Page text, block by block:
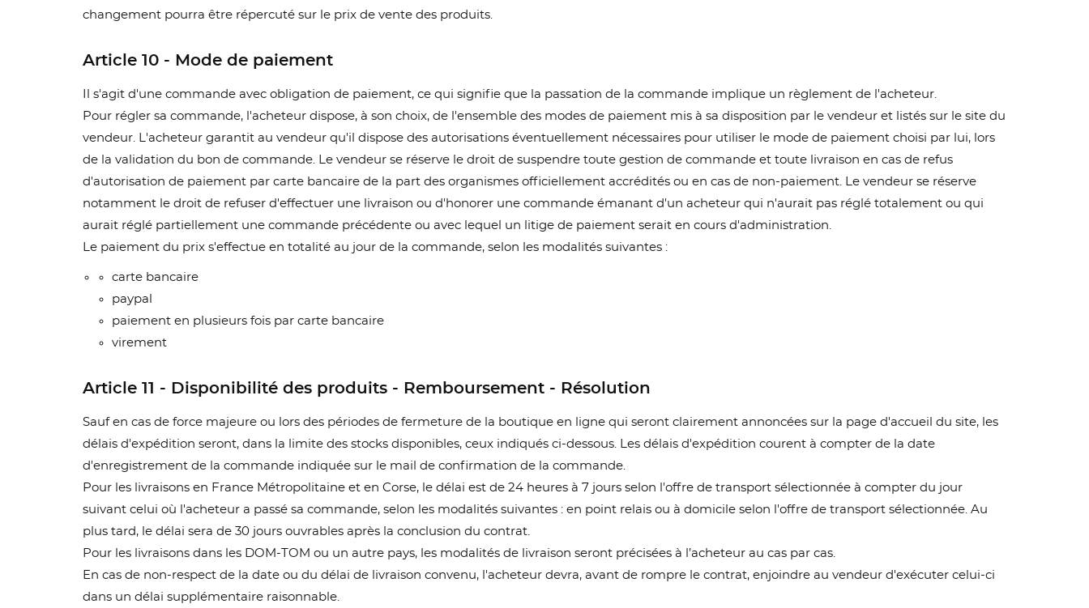
changement pourra être répercuté sur le prix de vente des produits.
Article 10 - Mode de paiement
Il s'agit d'une commande avec obligation de paiement, ce qui signifie que la passation de la commande implique un règlement de l'acheteur.
Pour régler sa commande, l'acheteur dispose, à son choix, de l'ensemble des modes de paiement mis à sa disposition par le vendeur et listés sur le site du
vendeur. L'acheteur garantit au vendeur qu'il dispose des autorisations éventuellement nécessaires pour utiliser le mode de paiement choisi par lui, lors
de la validation du bon de commande. Le vendeur se réserve le droit de suspendre toute gestion de commande et toute livraison en cas de refus
d'autorisation de paiement par carte bancaire de la part des organismes officiellement accrédités ou en cas de non-paiement. Le vendeur se réserve
notamment le droit de refuser d'effectuer une livraison ou d'honorer une commande émanant d'un acheteur qui n'aurait pas réglé totalement ou qui
aurait réglé partiellement une commande précédente ou avec lequel un litige de paiement serait en cours d'administration.
Le paiement du prix s'effectue en totalité au jour de la commande, selon les modalités suivantes :
carte bancaire
paypal
paiement en plusieurs fois par carte bancaire
virement
Article 11 - Disponibilité des produits - Remboursement - Résolution
Sauf en cas de force majeure ou lors des périodes de fermeture de la boutique en ligne qui seront clairement annoncées sur la page d'accueil du site, les
délais d'expédition seront, dans la limite des stocks disponibles, ceux indiqués ci-dessous. Les délais d'expédition courent à compter de la date
d'enregistrement de la commande indiquée sur le mail de confirmation de la commande.
Pour les livraisons en France Métropolitaine et en Corse, le délai est de 24 heures à 7 jours selon l'offre de transport sélectionnée à compter du jour
suivant celui où l'acheteur a passé sa commande, selon les modalités suivantes : en point relais ou à domicile selon l'offre de transport sélectionnée. Au
plus tard, le délai sera de 30 jours ouvrables après la conclusion du contrat.
Pour les livraisons dans les DOM-TOM ou un autre pays, les modalités de livraison seront précisées à l’acheteur au cas par cas.
En cas de non-respect de la date ou du délai de livraison convenu, l'acheteur devra, avant de rompre le contrat, enjoindre au vendeur d'exécuter celui-ci
dans un délai supplémentaire raisonnable.